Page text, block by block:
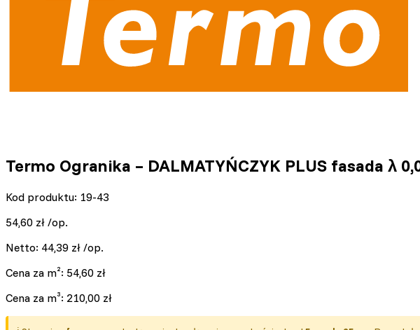
Termo Ogranika – DALMATYŃCZYK PLUS fasada λ
Kod produktu: 19-43
54,60 zł /op.
Netto: 44,39 zł /op.
Cena za m²: 54,60 zł
Cena za m³: 210,00 zł